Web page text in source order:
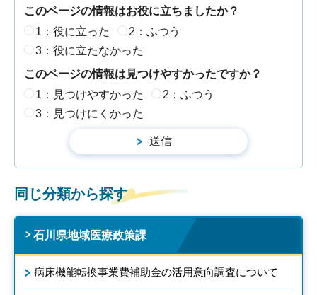
このページの情報はお役に立ちましたか？
1：役に立った
2：ふつう
3：役に立たなかった
このページの情報は見つけやすかったですか？
1：見つけやすかった
2：ふつう
3：見つけにくかった
同じ分類から探す
石川県地域医療政策課
病床機能転換事業費補助金の活用意向調査について